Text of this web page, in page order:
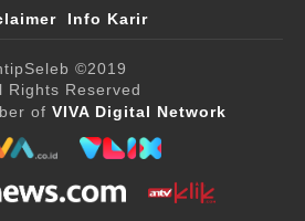
Info Karir
©2019
Rights Reserved
of VIVA Digital Network